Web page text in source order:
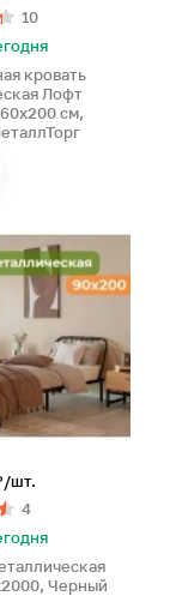
10
кровать
Лофт
см,
шт.
4
Черный